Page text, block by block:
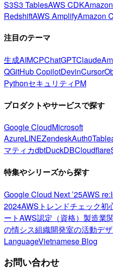
S3S3 TablesAWS CDK
RedshiftAWS AmplifyAmazon
注目のテーマ
生成AIMCPChatGPTClaude
QGitHub CopilotDevinCursor
PythonセキュリティPM
プロダクトやサービスで探す
Google CloudMicrosoft
AzureLINEZendeskAuth0
マティカdbtDuckDBCloudflare
特集やシリーズから探す
Google Cloud Next ’25AWS
2024AWSトレンドチェック初
ートAWS認定（資格） 製造業
の情シス組織開発室の活動デ
LanguageVietnamese Blog
お問い合わせ